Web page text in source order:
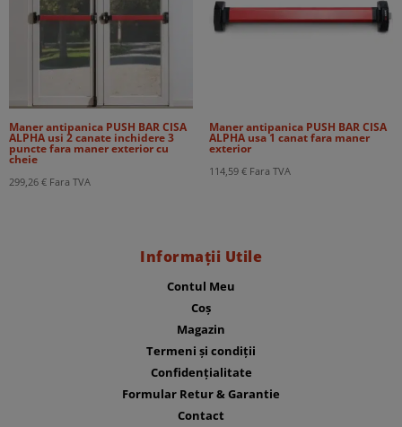
Maner antipanica PUSH BAR CISA
ALPHA usi 2 canate inchidere 3
puncte fara maner exterior cu
cheie
299,26 € Fara TVA
Maner antipanica PUSH BAR CISA
ALPHA usa 1 canat fara maner
exterior
114,59 € Fara TVA
Informații Utile
Contul Meu
Coș
Magazin
Termeni și condiții
Confidențialitate
Formular Retur & Garantie
Contact